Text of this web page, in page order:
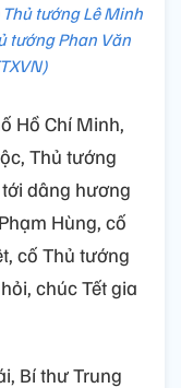
tướng Lê Minh
tướng Phan Văn
Hồ Chí Minh,
Thủ tướng
dâng hương
Hùng, cố
cố Thủ tướng
chúc Tết gia
Bí thư Trung